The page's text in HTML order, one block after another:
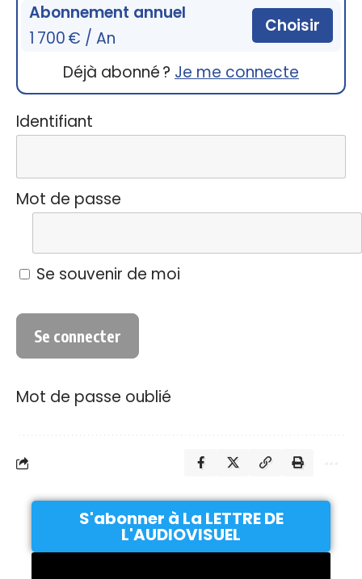
Abonnement annuel
1 700 € / An
Choisir
Déjà abonné ? Je me connecte
Identifiant
Mot de passe
Se souvenir de moi
Mot de passe oublié
S'abonner à La LETTRE DE
L'AUDIOVISUEL